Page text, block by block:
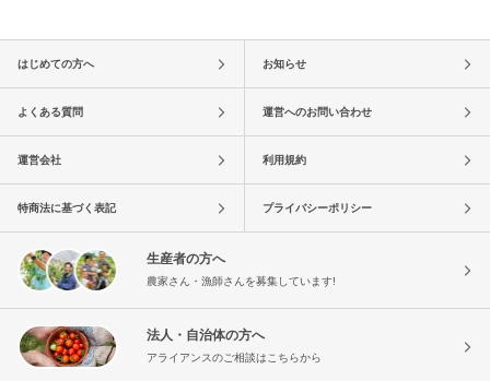
はじめての方へ お知らせ
よくある質問 運営へのお問い合わせ
運営会社 利用規約
特商法に基づく表記 プライバシーポリシー
生産者の方へ
農家さん・漁師さんを募集しています!
法人・自治体の方へ
アライアンスのご相談はこちらから